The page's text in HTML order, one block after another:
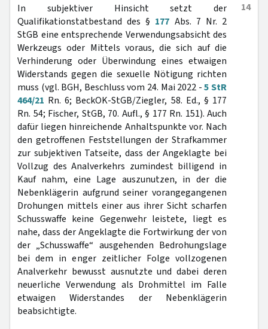
14
In subjektiver Hinsicht setzt der
Qualifikationstatbestand des § 177 Abs. 7 Nr. 2
StGB eine entsprechende Verwendungsabsicht des
Werkzeugs oder Mittels voraus, die sich auf die
Verhinderung oder Überwindung eines etwaigen
Widerstands gegen die sexuelle Nötigung richten
muss (vgl. BGH, Beschluss vom 24. Mai 2022 -5 StR
464/21 Rn. 6; BeckOK-StGB/Ziegler, 58. Ed., § 177
Rn. 54; Fischer, StGB, 70. Aufl., § 177 Rn. 151). Auch
dafür liegen hinreichende Anhaltspunkte vor. Nach
den getroffenen Feststellungen der Strafkammer
zur subjektiven Tatseite, dass der Angeklagte bei
Vollzug des Analverkehrs zumindest billigend in
Kauf nahm, eine Lage auszunutzen, in der die
Nebenklägerin aufgrund seiner vorangegangenen
Drohungen mittels einer aus ihrer Sicht scharfen
Schusswaffe keine Gegenwehr leistete, liegt es
nahe, dass der Angeklagte die Fortwirkung der von
der „Schusswaffe“ ausgehenden Bedrohungslage
bei dem in enger zeitlicher Folge vollzogenen
Analverkehr bewusst ausnutzte und dabei deren
neuerliche Verwendung als Drohmittel im Falle
etwaigen Widerstandes der Nebenklägerin
beabsichtigte.